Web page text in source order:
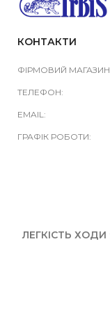
КОНТАКТИ
ФІРМОВИЙ
ТЕЛЕФОН:
EMAIL:
ГРАФІК РОБОТИ:
ЛЕГКІСТЬ ХОДИ